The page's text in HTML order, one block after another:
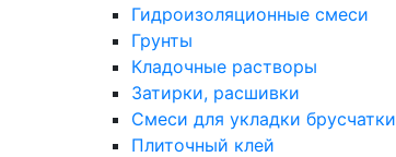
Гидроизоляционные смеси
Грунты
Кладочные растворы
Затирки, расшивки
Смеси для укладки брусчатки
Плиточный клей